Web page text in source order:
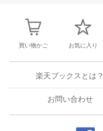
買い物かご お気に入り
楽天ブックスとは？
お問い合わせ